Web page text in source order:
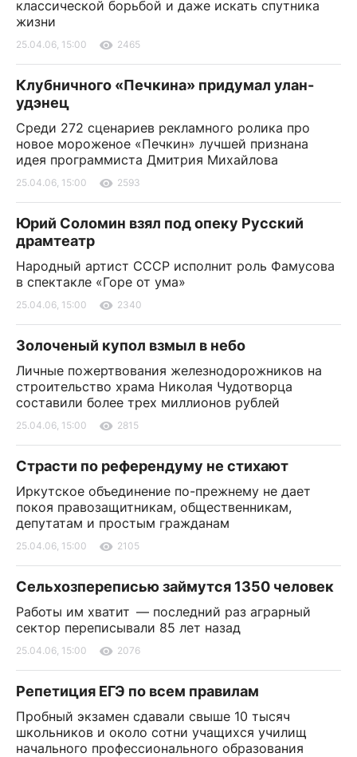
классической борьбой и даже искать спутника
жизни
25.04.06, 15:00 2465
Клубничного «Печкина» придумал улан-
удэнец
Среди 272 сценариев рекламного ролика про
новое мороженое «Печкин» лучшей признана
идея программиста Дмитрия Михайлова
25.04.06, 15:00 2593
Юрий Соломин взял под опеку Русский
драмтеатр
Народный артист СССР исполнит роль Фамусова
в спектакле «Горе от ума»
25.04.06, 15:00 2340
Золоченый купол взмыл в небо
Личные пожертвования железнодорожников на
строительство храма Николая Чудотворца
составили более трех миллионов рублей
25.04.06, 15:00 2815
Страсти по референдуму не стихают
Иркутское объединение по-прежнему не дает
покоя правозащитникам, общественникам,
депутатам и простым гражданам
25.04.06, 15:00 2105
Сельхозпереписью займутся 1350 человек
Работы им хватит — последний раз аграрный
сектор переписывали 85 лет назад
25.04.06, 15:00 2076
Репетиция ЕГЭ по всем правилам
Пробный экзамен сдавали свыше 10 тысяч
школьников и около сотни учащихся училищ
начального профессионального образования